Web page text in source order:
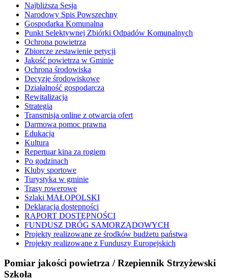
Najbliższa Sesja
Narodowy Spis Powszechny
Gospodarka Komunalna
Punkt Selektywnej Zbiórki Odpadów Komunalnych
Ochrona powietrza
Zbiorcze zestawienie petycji
Jakość powietrza w Gminie
Ochrona środowiska
Decyzje środowiskowe
Działalność gospodarcza
Rewitalizacja
Strategia
Transmisja online z otwarcia ofert
Darmowa pomoc prawna
Edukacja
Kultura
Repertuar kina za rogiem
Po godzinach
Kluby sportowe
Turystyka w gminie
Trasy rowerowe
Szlaki MAŁOPOLSKI
Deklaracja dostępności
RAPORT DOSTĘPNOŚCI
FUNDUSZ DRÓG SAMORZĄDOWYCH
Projekty realizowane ze środków budżetu państwa
Projekty realizowane z Funduszy Europejskich
Pomiar jakości powietrza / Rzepiennik Strzyżewski
Szkoła